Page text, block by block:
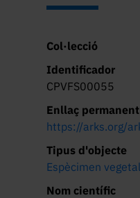
Col·lecció
Identificador
CPVFS00055
Enllaç permanent
https://arks.org/
Tipus d'objecte
Espècimen vegetal
Nom científic